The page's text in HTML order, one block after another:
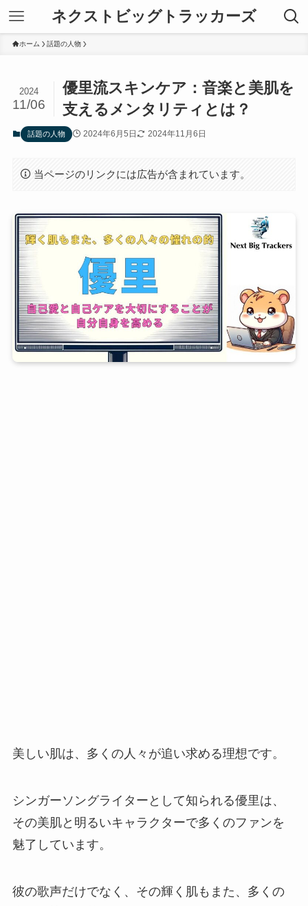
ネクストビッグトラッカーズ
ホーム 話題の人物
優里流スキンケア：音楽と美肌を
支えるメンタリティとは？
2024
11/06
話題の人物 2024年6月5日 2024年11月6日
当ページのリンクには広告が含まれています。
美しい肌は、多くの人々が追い求める理想です。
シンガーソングライターとして知られる優里は、
その美肌と明るいキャラクターで多くのファンを
魅了しています。
彼の歌声だけでなく、その輝く肌もまた、多くの